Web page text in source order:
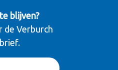
blijven?
de Verburch